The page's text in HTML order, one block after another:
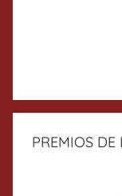
PREMIOS DE